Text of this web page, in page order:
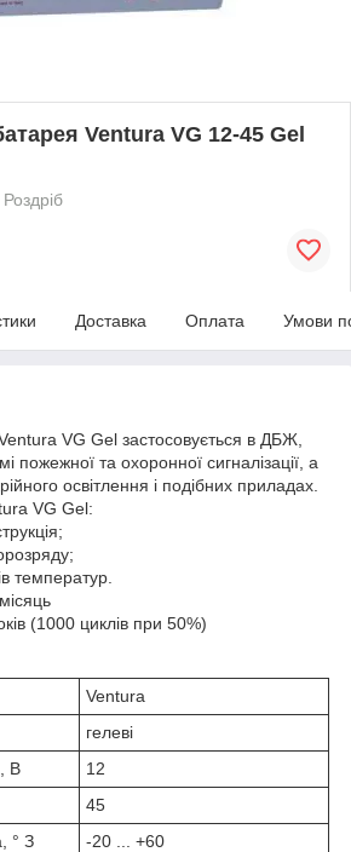
Ventura VG 12-45 Gel
Роздріб
Доставка Оплата Умови
VG Gel застосовується в ДБЖ,
пожежної та охоронної сигналізації, а
освітлення і подібних приладах.
VG Gel:
температур.
(1000 циклів при 50%)
Ventura
гелеві
В
12
45
° З
-20 ... +60